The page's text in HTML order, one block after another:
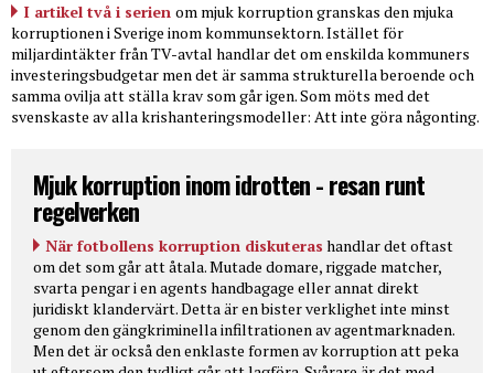
I artikel två i serien om mjuk korruption granskas den mjuka
korruptionen i Sverige inom kommunsektorn. Istället för
miljardintäkter från TV-avtal handlar det om enskilda kommuners
investeringsbudgetar men det är samma strukturella beroende och
samma ovilja att ställa krav som går igen. Som möts med det
svenskaste av alla krishanteringsmodeller: Att inte göra någonting.
Mjuk korruption inom idrotten - resan runt
regelverken
När fotbollens korruption diskuteras handlar det oftast
om det som går att åtala. Mutade domare, riggade matcher,
svarta pengar i en agents handbagage eller annat direkt
juridiskt klandervärt. Detta är en bister verklighet inte minst
genom den gängkriminella infiltrationen av agentmarknaden.
Men det är också den enklaste formen av korruption att peka